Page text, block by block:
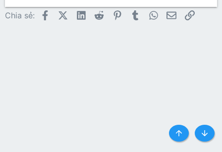
Chia sẻ: FacebookX (Twitter)
LinkedInReddit Pinterest
TumblrWhatsApp
EmailLink
Top